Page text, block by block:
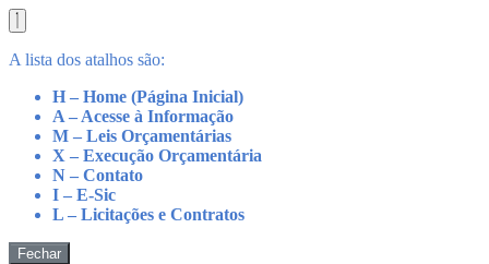
A lista dos atalhos são:
H – Home (Página Inicial)
A – Acesse à Informação
M – Leis Orçamentárias
X – Execução Orçamentária
N – Contato
I – E-Sic
L – Licitações e Contratos
Fechar